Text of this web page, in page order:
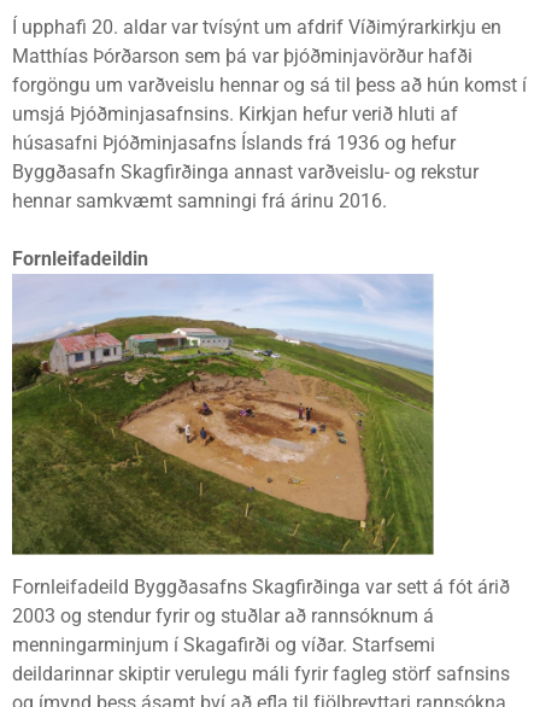
Í upphafi 20. aldar var tvísýnt um afdrif Víðimýrarkirkju en
Matthías Þórðarson sem þá var þjóðminjavörður hafði
forgöngu um varðveislu hennar og sá til þess að hún komst í
umsjá Þjóðminjasafnsins. Kirkjan hefur verið hluti af
húsasafni Þjóðminjasafns Íslands frá 1936 og hefur
Byggðasafn Skagfirðinga annast varðveislu- og rekstur
hennar samkvæmt samningi frá árinu 2016.
Fornleifadeildin
Fornleifadeild Byggðasafns Skagfirðinga var sett á fót árið
2003 og stendur fyrir og stuðlar að rannsóknum á
menningarminjum í Skagafirði og víðar. Starfsemi
deildarinnar skiptir verulegu máli fyrir fagleg störf safnsins